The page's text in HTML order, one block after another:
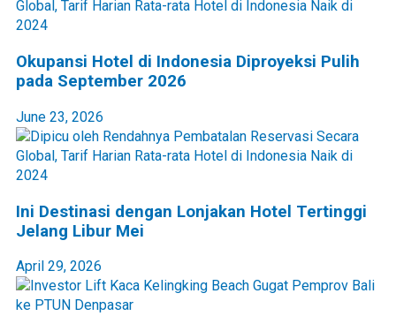
Okupansi Hotel di Indonesia Diproyeksi Pulih
pada September 2026
June 23, 2026
Ini Destinasi dengan Lonjakan Hotel Tertinggi
Jelang Libur Mei
April 29, 2026